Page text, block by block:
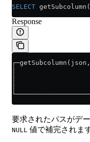
SELECT getSubcolumn(
Response
│
│
│
要求されたパスがデ
NULL 値で補完されま